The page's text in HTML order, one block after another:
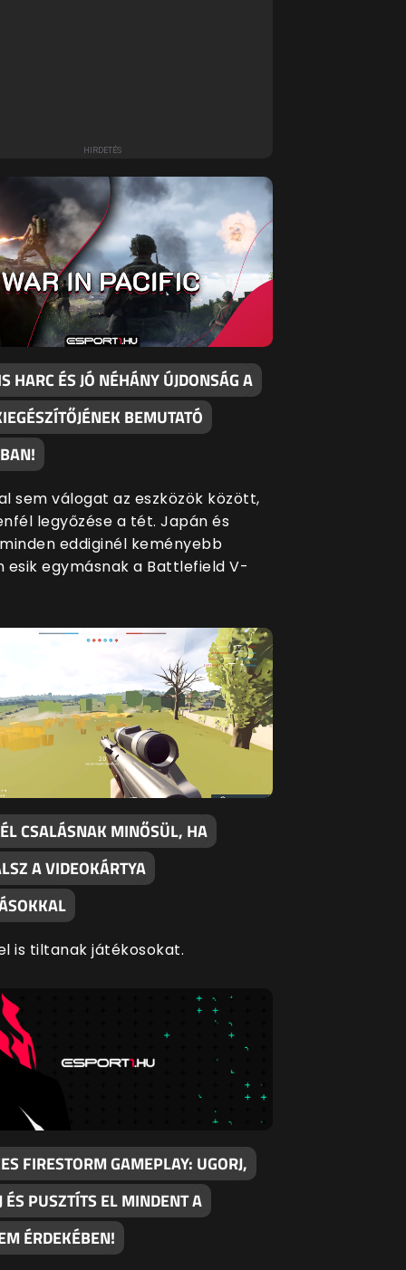
HARC ÉS JÓ NÉHÁNY ÚJDONSÁG A
BEMUTATÓ
sem válogat az eszközök között,
legyőzése a tét. Japán és
eddiginél keményebb
esik egymásnak a Battlefield V-
CSALÁSNAK MINŐSÜL, HA
A VIDEOKÁRTYA
is tiltanak játékosokat.
FIRESTORM GAMEPLAY: UGORJ,
ÉS PUSZTÍTS EL MINDENT A
ÉRDEKÉBEN!